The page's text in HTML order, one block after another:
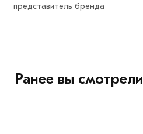
представитель бренда
Ранее вы смотрели